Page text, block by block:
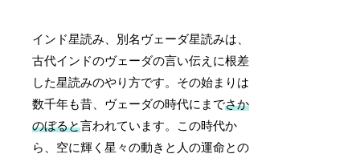
インド星読み、別名ヴェーダ星読みは、
古代インドのヴェーダの言い伝えに根差
した星読みのやり方です。その始まりは
数千年も昔、ヴェーダの時代にまでさか
のぼると言われています。この時代か
ら、空に輝く星々の動きと人の運命との